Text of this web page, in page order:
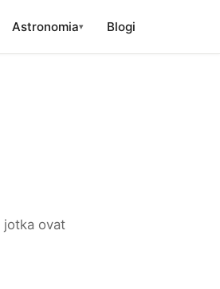
Astronomia▾ Blogi
jotka ovat